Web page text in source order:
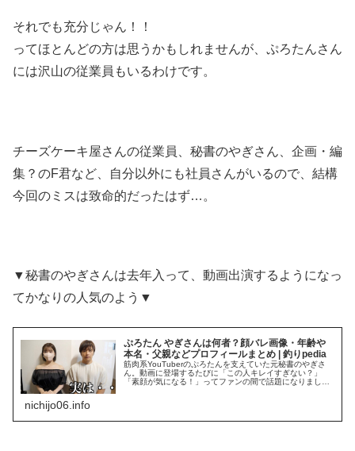
それでも充分じゃん！！
ってほとんどの方は思うかもしれませんが、ぷろたんさん
には沢山の従業員もいるわけです。
チーズケーキ屋さんの従業員、秘書のやぎさん、企画・編
集？のF君など、自分以外にも社員さんがいるので、結構
今回のミスは致命的だったはず…。
▼秘書のやぎさんは去年入って、動画出演するようになっ
てかなりの人気のよう▼
ぷろたん やぎさんは何者？顔バレ画像・年齢や
本名・父親などプロフィールまとめ | 釣りpedia
筋肉系YouTuberのぷろたんを支えていた元秘書のやぎさ
ん。動画に登場するたびに「この人キレイすぎない？」
「素顔が気になる！」ってファンの間で話題になりました
nichijo06.info